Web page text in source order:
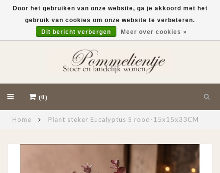
(0)
Home Plant steker Eucalyptus S rood-15x15x33CM
Door het gebruiken van onze website, ga je akkoord met het
gebruik van cookies om onze website te verbeteren.
Dit bericht verbergen
Meer over cookies »